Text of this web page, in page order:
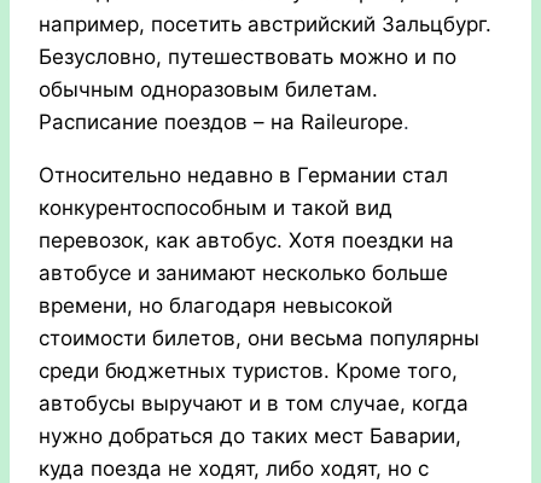
например, посетить австрийский Зальцбург.
Безусловно, путешествовать можно и по
обычным одноразовым билетам.
Расписание поездов – на Raileurope.
Относительно недавно в Германии стал
конкурентоспособным и такой вид
перевозок, как автобус. Хотя поездки на
автобусе и занимают несколько больше
времени, но благодаря невысокой
стоимости билетов, они весьма популярны
среди бюджетных туристов. Кроме того,
автобусы выручают и в том случае, когда
нужно добраться до таких мест Баварии,
куда поезда не ходят, либо ходят, но с